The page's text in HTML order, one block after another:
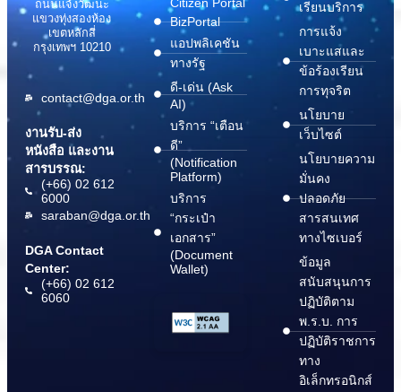
ถนนแจ้งวัฒนะ
แขวงทุ่งสองห้อง
เขตหลักสี่
กรุงเทพฯ 10210
contact@dga.or.th
งานรับ-ส่ง
หนังสือ และงาน
สารบรรณ:
(+66) 02 612
6000
saraban@dga.or.th
DGA Contact
Center:
(+66) 02 612
6060
Citizen Portal
BizPortal
แอปพลิเคชัน
ทางรัฐ
ดี-เด่น (Ask
AI)
บริการ “เตือน
ดี”
(Notification
Platform)
บริการ
“กระเป๋า
เอกสาร”
(Document
Wallet)
เรียนบริการ
การแจ้ง
เบาะแสและ
ข้อร้องเรียน
การทุจริต
นโยบาย
เว็บไซต์
นโยบายความ
มั่นคง
ปลอดภัย
สารสนเทศ
ทางไซเบอร์
ข้อมูล
สนับสนุนการ
ปฏิบัติตาม
พ.ร.บ. การ
ปฏิบัติราชการ
ทาง
อิเล็กทรอนิกส์